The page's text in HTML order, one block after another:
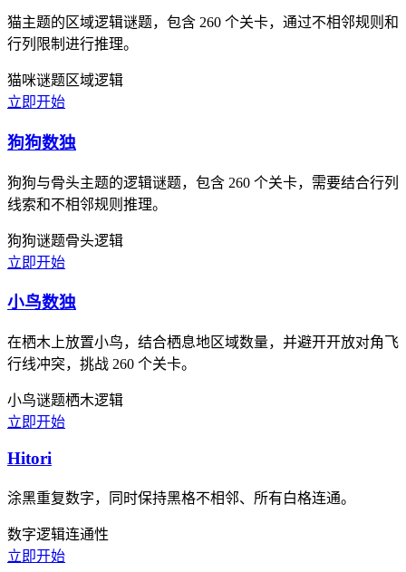
猫主题的区域逻辑谜题，包含 260 个关卡，通过不相邻规则和
行列限制进行推理。
猫咪谜题 区域逻辑
立即开始
狗狗数独
狗狗与骨头主题的逻辑谜题，包含 260 个关卡，需要结合行列
线索和不相邻规则推理。
狗狗谜题骨头逻辑
立即开始
小鸟数独
在栖木上放置小鸟，结合栖息地区域数量，并避开开放对角飞
行线冲突，挑战 260 个关卡。
小鸟谜题栖木逻辑
立即开始
Hitori
涂黑重复数字，同时保持黑格不相邻、所有白格连通。
数字逻辑连通性
立即开始